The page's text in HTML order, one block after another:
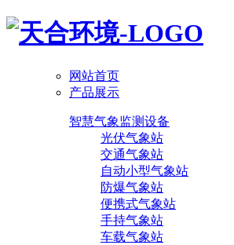
网站首页
产品展示
智慧气象监测设备
光伏气象站
交通气象站
自动小型气象站
防爆气象站
便携式气象站
手持气象站
车载气象站